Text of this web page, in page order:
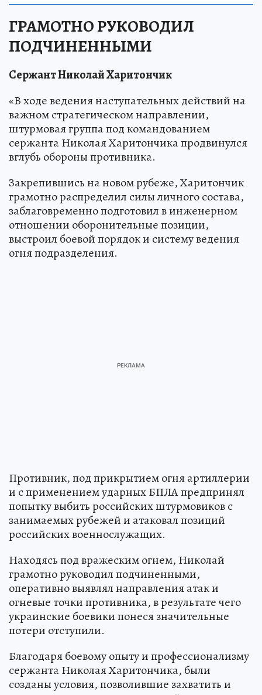
ГРАМОТНО РУКОВОДИЛ
ПОДЧИНЕННЫМИ
Cержант Николай Харитончик
«В ходе ведения наступательных действий на
важном стратегическом направлении,
штурмовая группа под командованием
сержанта Николая Харитончика продвинулся
вглубь обороны противника.
Закрепившись на новом рубеже, Харитончик
грамотно распределил силы личного состава,
заблаговременно подготовил в инженерном
отношении оборонительные позиции,
выстроил боевой порядок и систему ведения
огня подразделения.
Противник, под прикрытием огня артиллерии
и с применением ударных БПЛА предпринял
попытку выбить российских штурмовиков с
занимаемых рубежей и атаковал позиций
российских военнослужащих.
Находясь под вражеским огнем, Николай
грамотно руководил подчиненными,
оперативно выявлял направления атак и
огневые точки противника, в результате чего
украинские боевики понеся значительные
потери отступили.
Благодаря боевому опыту и профессионализму
сержанта Николая Харитончика, были
созданы условия, позволившие захватить и